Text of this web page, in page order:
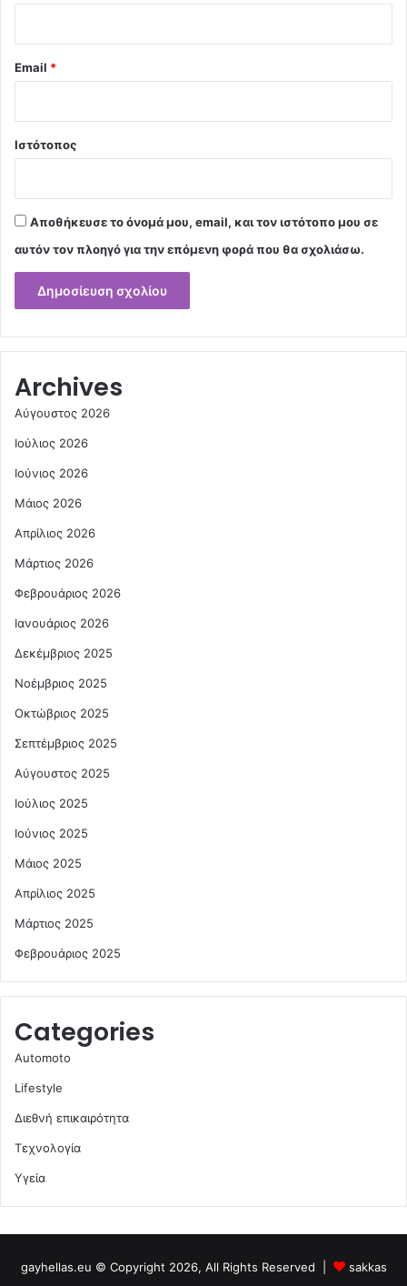
Email *
Ιστότοπος
Αποθήκευσε το όνομά μου, email, και τον ιστότοπο μου σε
αυτόν τον πλοηγό για την επόμενη φορά που θα σχολιάσω.
Archives
Αύγουστος 2026
Ιούλιος 2026
Ιούνιος 2026
Μάιος 2026
Απρίλιος 2026
Μάρτιος 2026
Φεβρουάριος 2026
Ιανουάριος 2026
Δεκέμβριος 2025
Νοέμβριος 2025
Οκτώβριος 2025
Σεπτέμβριος 2025
Αύγουστος 2025
Ιούλιος 2025
Ιούνιος 2025
Μάιος 2025
Απρίλιος 2025
Μάρτιος 2025
Φεβρουάριος 2025
Categories
Automoto
Lifestyle
Διεθνή επικαιρότητα
Τεχνολογία
Υγεία
gayhellas.eu © Copyright 2026, All Rights Reserved | sakkas